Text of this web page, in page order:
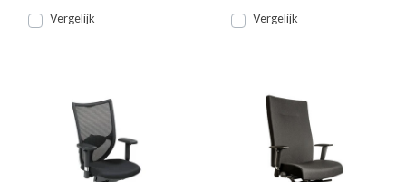
Vergelijk Vergelijk